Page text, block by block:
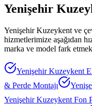
Yenişehir
Yenişehir Kuzeykent ve
hizmetlerimize aşağıdan
marka ve model fark
Yenişehir Kuzeykent
& Perde Montajı
Yenişehir Kuzeykent Fon